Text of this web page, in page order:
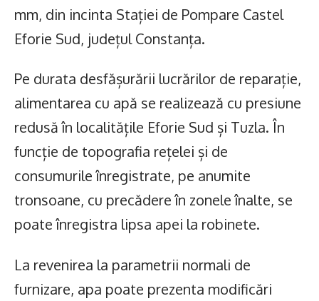
mm, din incinta Stației de Pompare Castel
Eforie Sud, județul Constanța.
Pe durata desfășurării lucrărilor de reparație,
alimentarea cu apă se realizează cu presiune
redusă în localitățile Eforie Sud și Tuzla. În
funcție de topografia rețelei și de
consumurile înregistrate, pe anumite
tronsoane, cu precădere în zonele înalte, se
poate înregistra lipsa apei la robinete.
La revenirea la parametrii normali de
furnizare, apa poate prezenta modificări